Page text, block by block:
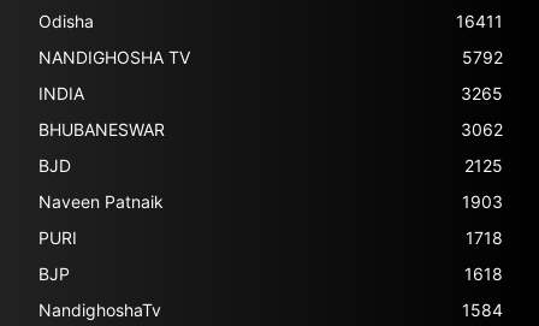
Odisha
16411
NANDIGHOSHA TV
5792
INDIA
3265
BHUBANESWAR
3062
BJD
2125
Naveen Patnaik
1903
PURI
1718
BJP
1618
NandighoshaTv
1584